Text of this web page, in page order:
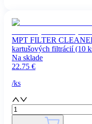
MPT FILTER
kartušových filtrácií (10
Na sklade
22.75 €
/ks